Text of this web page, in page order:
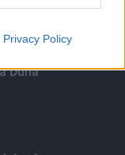
Privacy Policy
Duna